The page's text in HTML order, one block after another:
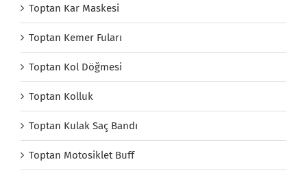
Toptan Kar Maskesi
Toptan Kemer Fuları
Toptan Kol Döğmesi
Toptan Kolluk
Toptan Kulak Saç Bandı
Toptan Motosiklet Buff